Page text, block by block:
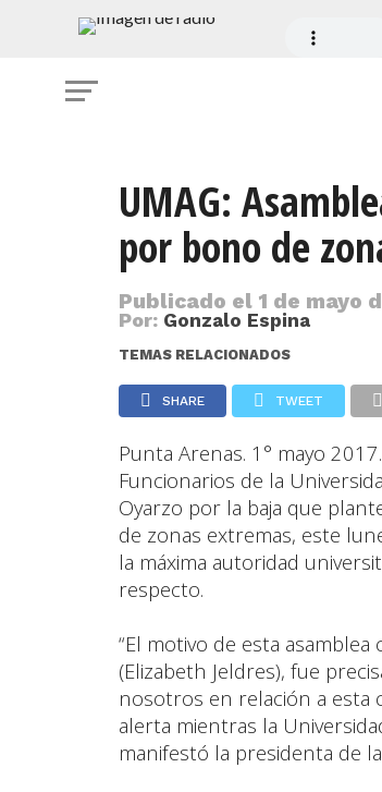
UMAG:
por bono de
Publicado el 1 de mayo
Por: Gonzalo Espina
TEMAS RELACIONADOS
SHARE TWEET
Punta Arenas. 1° mayo
Funcionarios de la
Oyarzo por la baja que
de zonas extremas, este
la máxima autoridad
respecto.
“El motivo de esta
(Elizabeth Jeldres), fue
nosotros en relación a esta
alerta mientras la
manifestó la presidenta de